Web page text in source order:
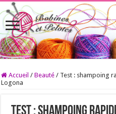
Accueil / Beauté / Test : shampoing
Logona